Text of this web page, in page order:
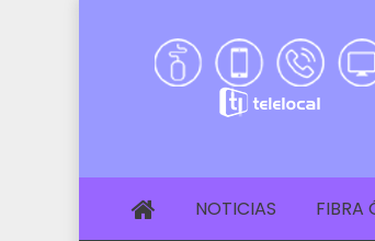
NOTICIAS FIBRA